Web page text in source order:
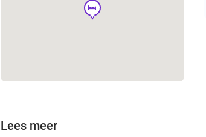
hotel
Lees meer